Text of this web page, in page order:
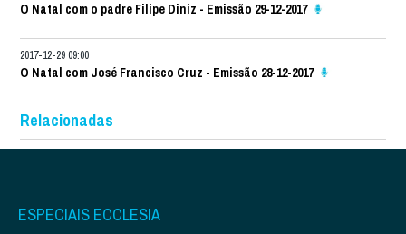
O Natal com o padre Filipe Diniz - Emissão 29-12-2017
2017-12-29 09:00
O Natal com José Francisco Cruz - Emissão 28-12-2017
Relacionadas
ESPECIAIS ECCLESIA